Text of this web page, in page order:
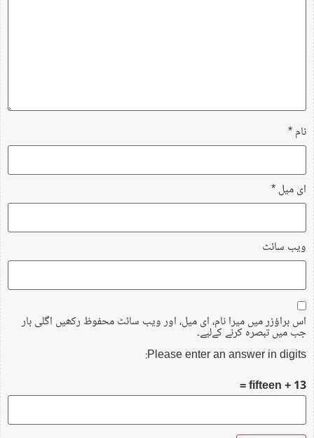
نام*
ای میل*
ویب‌ سائٹ
اس براؤزر میں میرا نام، ای میل، اور ویب سائٹ محفوظ رکھیں اگلی بار
جب میں تبصرہ کرنے کےلیے۔
Please enter an answer in digits:
fifteen + 13 =